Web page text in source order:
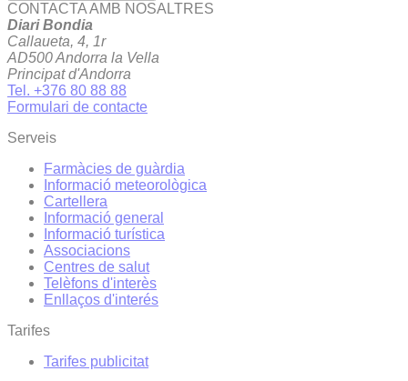
CONTACTA AMB NOSALTRES
Diari Bondia
Callaueta, 4, 1r
AD500 Andorra la Vella
Principat d'Andorra
Tel. +376 80 88 88
Formulari de contacte
Serveis
Farmàcies de guàrdia
Informació meteorològica
Cartellera
Informació general
Informació turística
Associacions
Centres de salut
Telèfons d'interès
Enllaços d'interés
Tarifes
Tarifes publicitat